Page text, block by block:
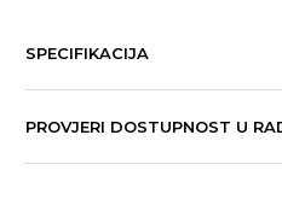
SPECIFIKACIJA
PROVJERI DOSTUPNOST U